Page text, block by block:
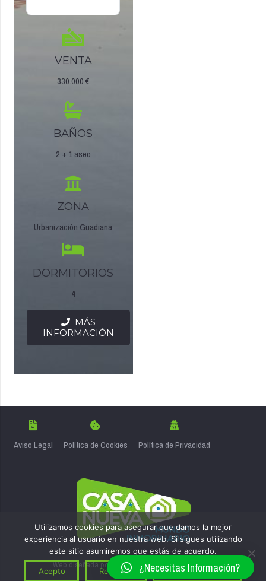
VENTA
330.000 €
BAÑOS
2 + 1 aseo
ZONA
Urbanización Guadiana
DORMITORIOS
4
MÁS
INFORMACIÓN
Aviso Legal Política de Cookies Política de Privacidad
Web diseñada por Estudio Creativo Paco Gonzalez
¿Necesitas Información?
Utilizamos cookies para asegurar que damos la mejor
experiencia al usuario en nuestra web. Si sigues utilizando
este sitio asumiremos que estás de acuerdo.
Acepto Rechazar Más información